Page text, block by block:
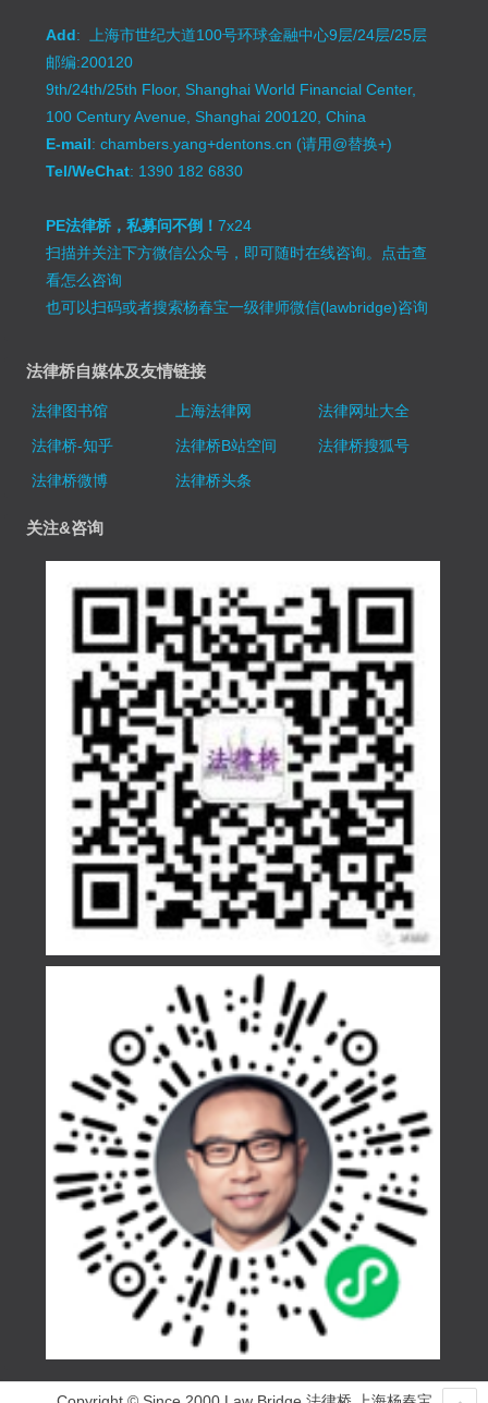
Add: 上海市世纪大道100号环球金融中心9层/24层/25层
邮编:200120
9th/24th/25th Floor, Shanghai World Financial Center,
100 Century Avenue, Shanghai 200120, China
E-mail: chambers.yang+dentons.cn (请用@替换+)
Tel/WeChat: 1390 182 6830
PE法律桥，私募问不倒！7x24
扫描并关注下方微信公众号，即可随时在线咨询。 点击查
看怎么咨询
也可以扫码或者搜索杨春宝一级律师微信(lawbridge)咨询
法律桥自媒体及友情链接
法律图书馆 上海法律网
法律网址大全
法律桥-知乎
法律桥B站空间
法律桥搜狐号
法律桥微博
法律桥头条
关注&咨询